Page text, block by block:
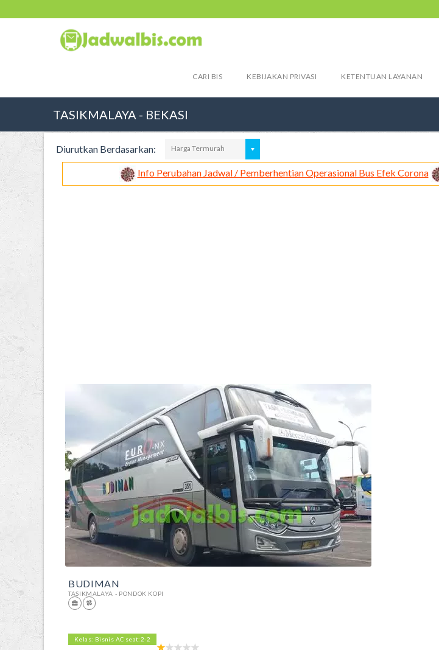
CARI BIS KEBIJAKAN PRIVASI KETENTUAN LAYANAN
TASIKMALAYA - BEKASI
Diurutkan Berdasarkan: Harga Termurah
Info Perubahan Jadwal / Pemberhentian Operasional Bus Efek Corona
BUDIMAN
TASIKMALAYA - PONDOK KOPI
Kelas: Bisnis AC seat:2-2